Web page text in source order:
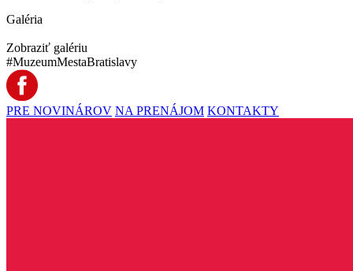
Galéria
Zobraziť galériu
#MuzeumMestaBratislavy
PRE NOVINÁROV NA PRENÁJOM KONTAKTY